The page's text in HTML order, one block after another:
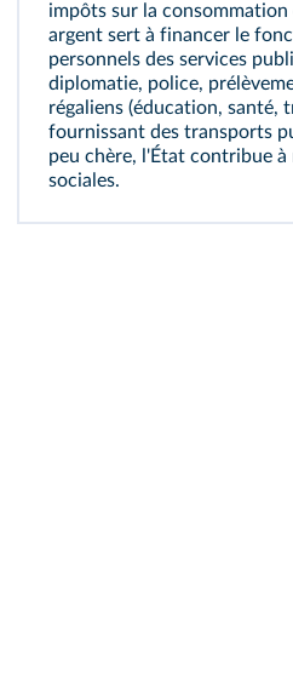
impôts sur la consommation
argent sert à financer le
personnels des services
diplomatie, police,
régaliens (éducation, santé,
fournissant des transports
peu chère, l'État contribue à
sociales.